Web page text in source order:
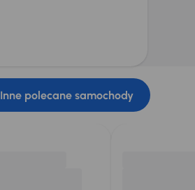
Inne polecane samochody